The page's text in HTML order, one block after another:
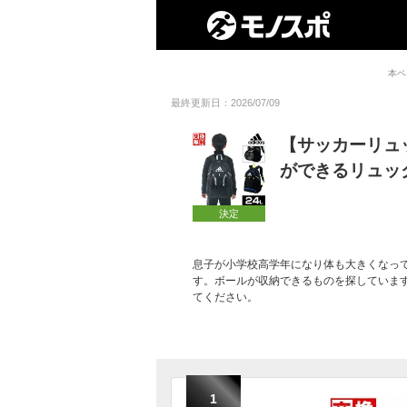
本
最終更新日：2026/07/09
決定
【サッカーリ
ができるリュッ
息子が小学校高学年になり体も大きくなっ
す。ボールが収納できるものを探していま
てください。
1